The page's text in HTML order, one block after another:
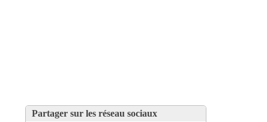
Partager sur les réseau sociaux